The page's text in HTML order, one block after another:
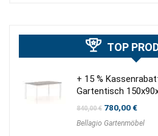
TOP
+ 15 %
Gartentisch
840,00€ Ursprünglicher
war:
780,00€
ist:
Bellagio Gartenmöbel